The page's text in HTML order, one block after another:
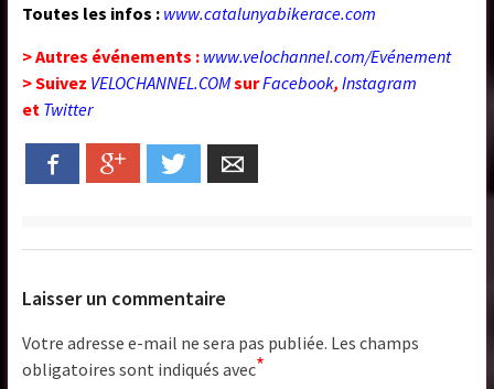
Toutes les infos : www.catalunyabikerace.com
> Autres événements : www.velochannel.com/Evénement
> Suivez VELOCHANNEL.COMsurFacebook,Instagram
et Twitter
Facebook Google+ Twitter
Laisser un commentaire
Votre adresse e-mail ne sera pas publiée. Les champs
obligatoires sont indiqués avec*